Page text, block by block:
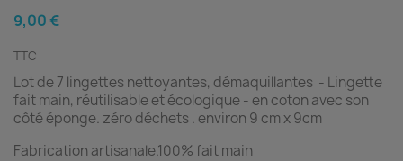
9,00 €
TTC
Lot de 7 lingettes nettoyantes, démaquillantes - Lingette
fait main, réutilisable et écologique - en coton avec son
côté éponge. zéro déchets . environ 9 cm x 9cm
Fabrication artisanale.100% fait main